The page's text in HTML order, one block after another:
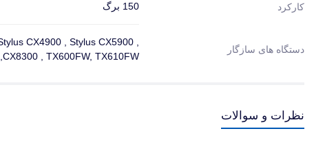
کارکرد 150 برگ
دستگاه های سازگار
CX4900 , Stylus CX5900 ,
, TX600FW, TX610FW,
نظرات و سوالات